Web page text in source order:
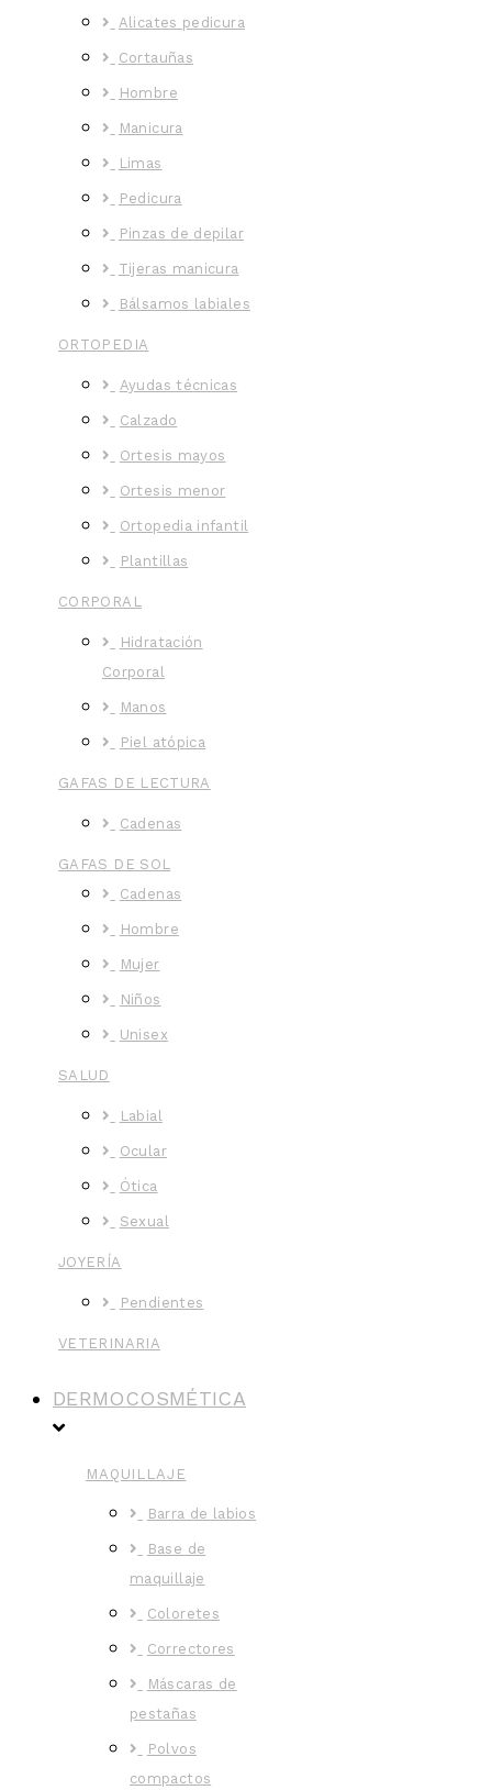
Alicates pedicura
Cortauñas
Hombre
Manicura
Limas
Pedicura
Pinzas de depilar
Tijeras manicura
Bálsamos labiales
ORTOPEDIA
Ayudas técnicas
Calzado
Ortesis mayos
Ortesis menor
Ortopedia infantil
Plantillas
CORPORAL
Hidratación
Corporal
Manos
Piel atópica
GAFAS DE LECTURA
Cadenas
GAFAS DE SOL
Cadenas
Hombre
Mujer
Niños
Unisex
SALUD
Labial
Ocular
Ótica
Sexual
JOYERÍA
Pendientes
VETERINARIA
DERMOCOSMÉTICA
MAQUILLAJE
Barra de labios
Base de
maquillaje
Coloretes
Correctores
Máscaras de
pestañas
Polvos
compactos